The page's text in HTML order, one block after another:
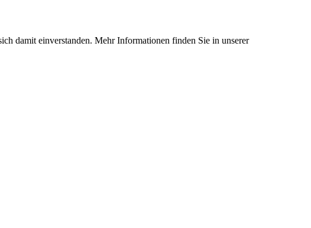
damit einverstanden. Mehr Informationen finden Sie in unserer